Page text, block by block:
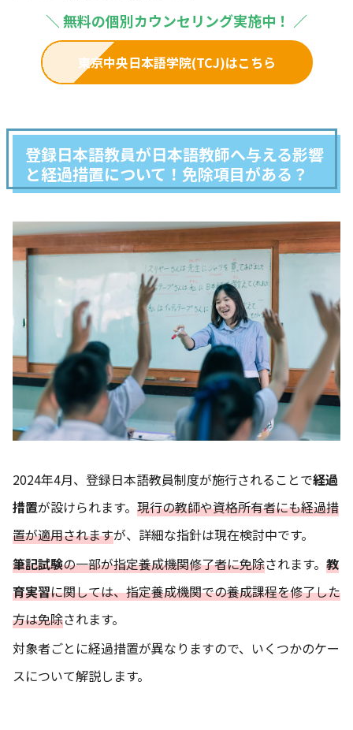
＼ 無料の個別カウンセリング実施中！ ／
東京中央日本語学院(TCJ)はこちら
登録日本語教員が日本語教師へ与える影響
と経過措置について！免除項目がある？
2024年4月、登録日本語教員制度が施行されることで経過
措置が設けられます。 現行の教師や資格所有者にも経過措
置が適用されますが、詳細な指針は現在検討中です。
筆記試験の一部が指定養成機関修了者に免除されます。 教
育実習に関しては、指定養成機関での養成課程を修了した
方は免除されます。
対象者ごとに経過措置が異なりますので、いくつかのケー
スについて解説します。